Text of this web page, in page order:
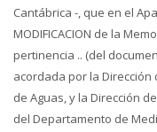
Cantábrica -, que en el
MODIFICACION de la
pertinencia .. (del
acordada por la Dirección
de Aguas, y la Dirección
del Departamento de